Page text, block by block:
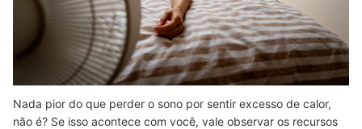
Nada pior do que perder o sono por sentir excesso de calor,
não é? Se isso acontece com você, vale observar os recursos